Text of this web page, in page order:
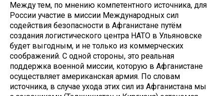
Между тем, по мнению компетентного источника, для
России участие в миссии Международных сил
содействия безопасности в Афганистане путём
создания логистического центра НАТО в Ульяновске
будет выгодным, и не только из коммерческих
соображений. С одной стороны, это реальная
поддержка военной миссии, которую в Афганистане
осуществляет американская армия. По словам
источника, в случае ухода этих сил из Афганистана мы